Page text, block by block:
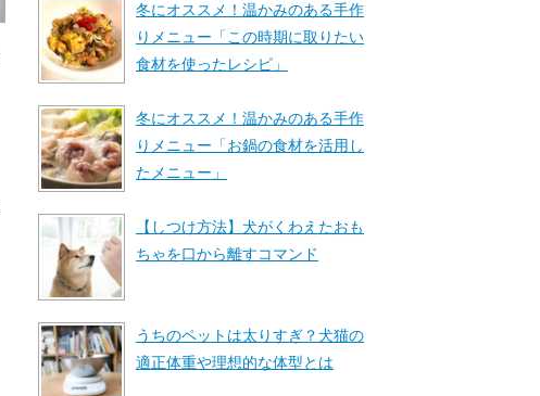
冬にオススメ！温かみのある手作
りメニュー「この時期に取りたい
食材を使ったレシピ」
冬にオススメ！温かみのある手作
りメニュー「お鍋の食材を活用し
たメニュー」
【しつけ方法】犬がくわえたおも
ちゃを口から離すコマンド
うちのペットは太りすぎ？犬猫の
適正体重や理想的な体型とは